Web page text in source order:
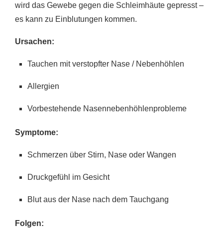
wird das Gewebe gegen die Schleimhäute gepresst –
es kann zu Einblutungen kommen.
Ursachen:
Tauchen mit verstopfter Nase / Nebenhöhlen
Allergien
Vorbestehende Nasennebenhöhlenprobleme
Symptome:
Schmerzen über Stirn, Nase oder Wangen
Druckgefühl im Gesicht
Blut aus der Nase nach dem Tauchgang
Folgen: